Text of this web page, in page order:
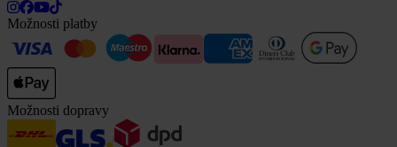
Možnosti platby
Možnosti dopravy